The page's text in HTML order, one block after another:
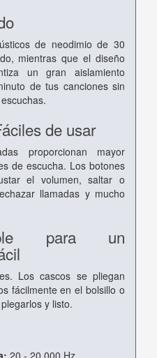
de neodimio de 30
mientras que el diseño
un gran aislamiento
de tus canciones sin
de usar
proporcionan mayor
de escucha. Los botones
el volumen, saltar o
llamadas y mucho
para un
Los cascos se pliegan
fácilmente en el bolsillo o
y listo.
20 - 20.000 Hz